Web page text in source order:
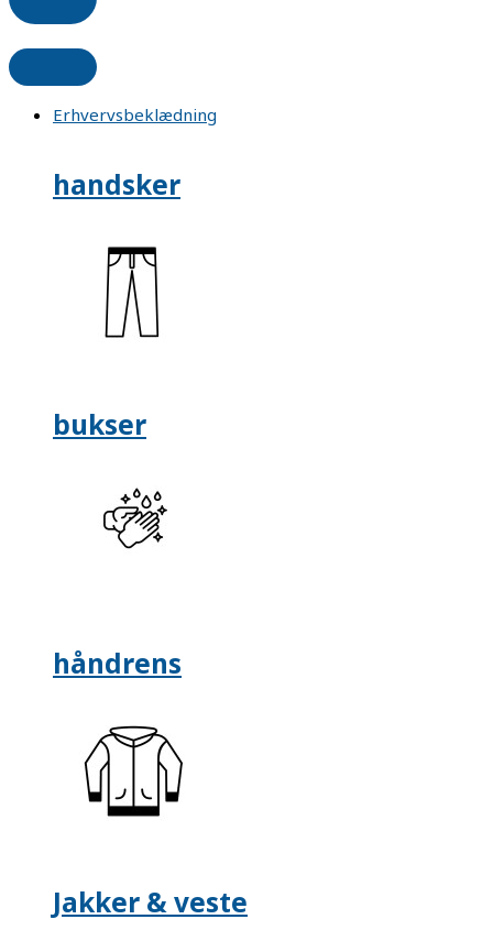
Erhvervsbeklædning
handsker
bukser
håndrens
Jakker & veste